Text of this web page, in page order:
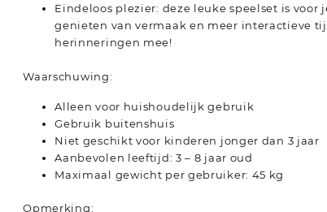
Eindeloos plezier: deze leuke speelset is
genieten van vermaak en meer interactieve
herinneringen mee!
Waarschuwing:
Alleen voor huishoudelijk gebruik
Gebruik buitenshuis
Niet geschikt voor kinderen jonger dan 3 jaar
Aanbevolen leeftijd: 3 – 8 jaar oud
Maximaal gewicht per gebruiker: 45 kg
Opmerking: